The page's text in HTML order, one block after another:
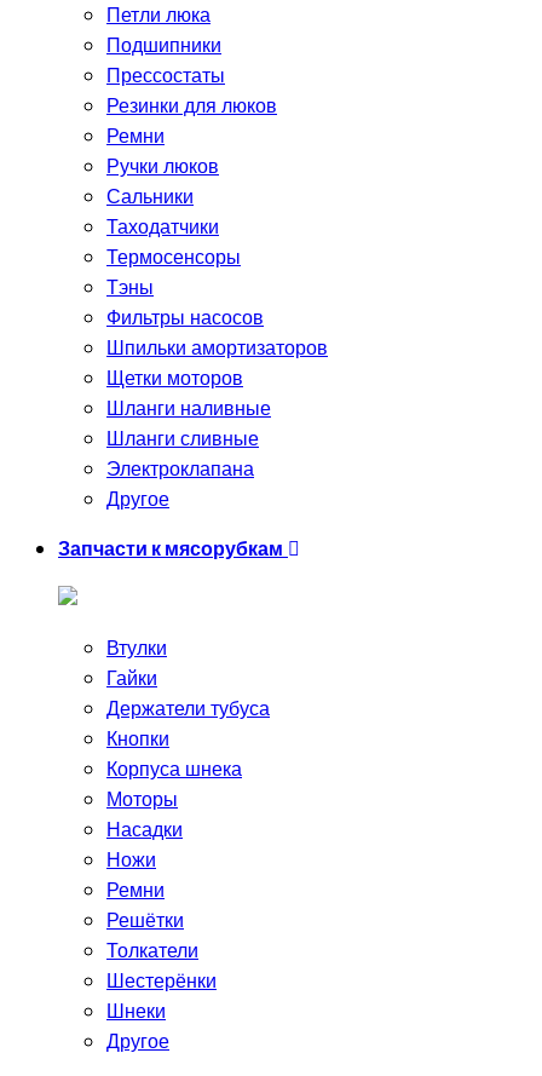
Петли люка
Подшипники
Прессостаты
Резинки для люков
Ремни
Ручки люков
Сальники
Таходатчики
Термосенсоры
Тэны
Фильтры насосов
Шпильки амортизаторов
Щетки моторов
Шланги наливные
Шланги сливные
Электроклапана
Другое
Запчасти к мясорубкам
Втулки
Гайки
Держатели тубуса
Кнопки
Корпуса шнека
Моторы
Насадки
Ножи
Ремни
Решётки
Толкатели
Шестерёнки
Шнеки
Другое